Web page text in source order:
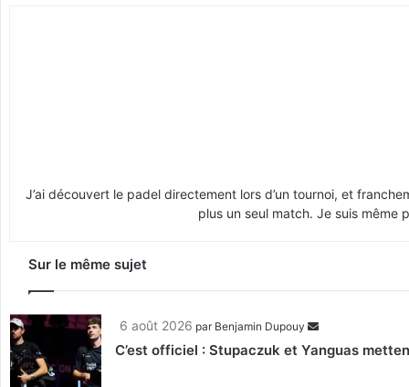
J’ai découvert le padel directement lors d’un tournoi, et
plus un seul match. Je suis même
Sur le même sujet
6 août 2026 par Benjamin Dupouy
C’est officiel : Stupaczuk et Yanguas